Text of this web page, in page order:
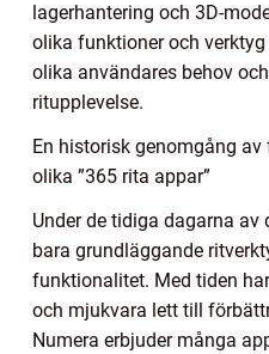
lagerhantering och 3D-
olika funktioner och
olika användares behov
ritupplevelse.
En historisk genomgång
olika ”365 rita appar”
Under de tidiga dagarna
bara grundläggande
funktionalitet. Med tiden
och mjukvara lett till
Numera erbjuder många